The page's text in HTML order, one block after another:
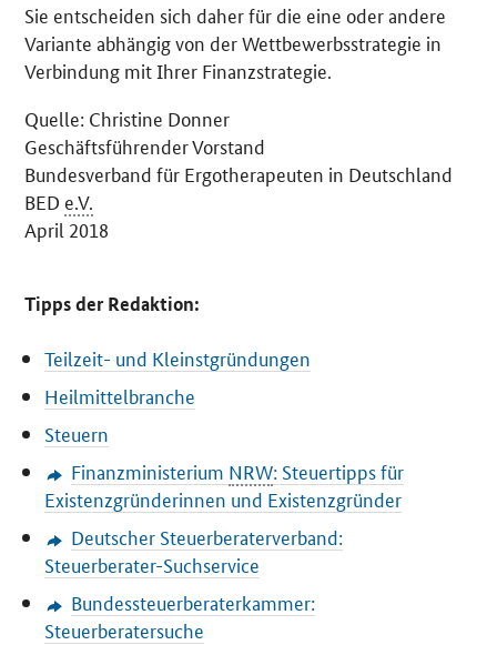
Sie entscheiden sich daher für die eine oder andere
Variante abhängig von der Wettbewerbsstrategie in
Verbindung mit Ihrer Finanzstrategie.
Quelle: Christine Donner
Geschäftsführender Vorstand
Bundesverband für Ergotherapeuten in Deutschland
BED e.V.
April 2018
Tipps der Redaktion:
Teilzeit- und Kleinstgründungen
Heilmittelbranche
Steuern
Finanzministerium NRW: Steuertipps für
Existenzgründerinnen und Existenzgründer
Deutscher Steuerberaterverband:
Steuerberater-Suchservice
Bundessteuerberaterkammer:
Steuerberatersuche